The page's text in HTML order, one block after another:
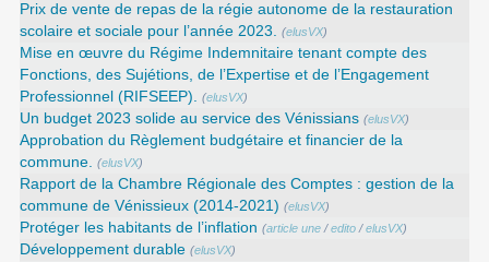
Prix de vente de repas de la régie autonome de la restauration
scolaire et sociale pour l’année 2023. (elusVX)
Mise en œuvre du Régime Indemnitaire tenant compte des
Fonctions, des Sujétions, de l’Expertise et de l’Engagement
Professionnel (RIFSEEP). (elusVX)
Un budget 2023 solide au service des Vénissians (elusVX)
Approbation du Règlement budgétaire et financier de la
commune. (elusVX)
Rapport de la Chambre Régionale des Comptes : gestion de la
commune de Vénissieux (2014-2021) (elusVX)
Protéger les habitants de l’inflation (article une /edito /elusVX)
Développement durable (elusVX)